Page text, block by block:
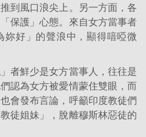
到風口浪尖上。另一方面，各
保護」心態。來自女方當事者
妳好」的聲浪中，顯得喑啞微
者鮮少是女方當事人，往往是
認為女方被愛情蒙住雙眼，而
會發布言論，呼籲印度教徒們
徒姐妹」，脫離穆斯林惡徒的